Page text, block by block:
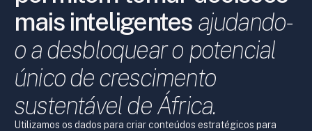
mais inteligentes ajudando-
o a desbloquear o potencial
único de crescimento
sustentável de África.
Utilizamos os dados para criar conteúdos estratégicos para